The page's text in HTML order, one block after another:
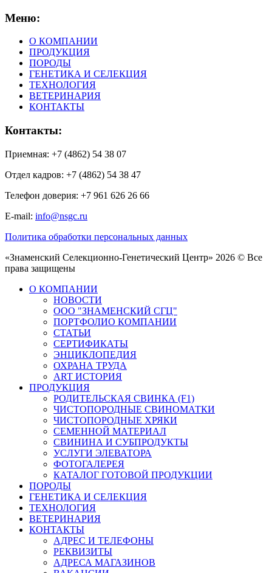
Меню:
О КОМПАНИИ
ПРОДУКЦИЯ
ПОРОДЫ
ГЕНЕТИКА И СЕЛЕКЦИЯ
ТЕХНОЛОГИЯ
ВЕТЕРИНАРИЯ
КОНТАКТЫ
Контакты:
Приемная: +7 (4862) 54 38 07
Отдел кадров: +7 (4862) 54 38 47
Телефон доверия: +7 961 626 26 66
E-mail: info@nsgc.ru
Политика обработки персональных данных
«Знаменский Селекционно-Генетический Центр» 2026 © Все
права защищены
О КОМПАНИИ
НОВОСТИ
ООО "ЗНАМЕНСКИЙ СГЦ"
ПОРТФОЛИО КОМПАНИИ
СТАТЬИ
СЕРТИФИКАТЫ
ЭНЦИКЛОПЕДИЯ
ОХРАНА ТРУДА
ART ИСТОРИЯ
ПРОДУКЦИЯ
РОДИТЕЛЬСКАЯ СВИНКА (F1)
ЧИСТОПОРОДНЫЕ СВИНОМАТКИ
ЧИСТОПОРОДНЫЕ ХРЯКИ
СЕМЕННОЙ МАТЕРИАЛ
СВИНИНА И СУБПРОДУКТЫ
УСЛУГИ ЭЛЕВАТОРА
ФОТОГАЛЕРЕЯ
КАТАЛОГ ГОТОВОЙ ПРОДУКЦИИ
ПОРОДЫ
ГЕНЕТИКА И СЕЛЕКЦИЯ
ТЕХНОЛОГИЯ
ВЕТЕРИНАРИЯ
КОНТАКТЫ
АДРЕС И ТЕЛЕФОНЫ
РЕКВИЗИТЫ
АДРЕСА МАГАЗИНОВ